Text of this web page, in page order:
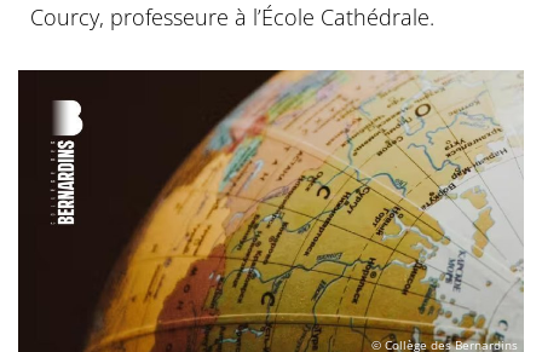
Courcy, professeure à l’École Cathédrale.
© Collège des Bernardins